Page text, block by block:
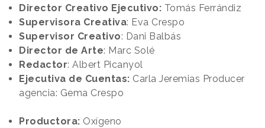
Director Creativo Ejecutivo: Tomás Ferrándiz
Supervisora Creativa: Eva Crespo
Supervisor Creativo: Dani Balbás
Director de Arte: Marc Solé
Redactor: Albert Picanyol
Ejecutiva de Cuentas: Carla Jeremias Producer
agencia: Gema Crespo
Productora: Oxígeno